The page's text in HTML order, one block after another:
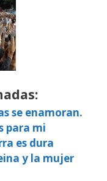
se enamoran.
para mi
es dura
y la mujer